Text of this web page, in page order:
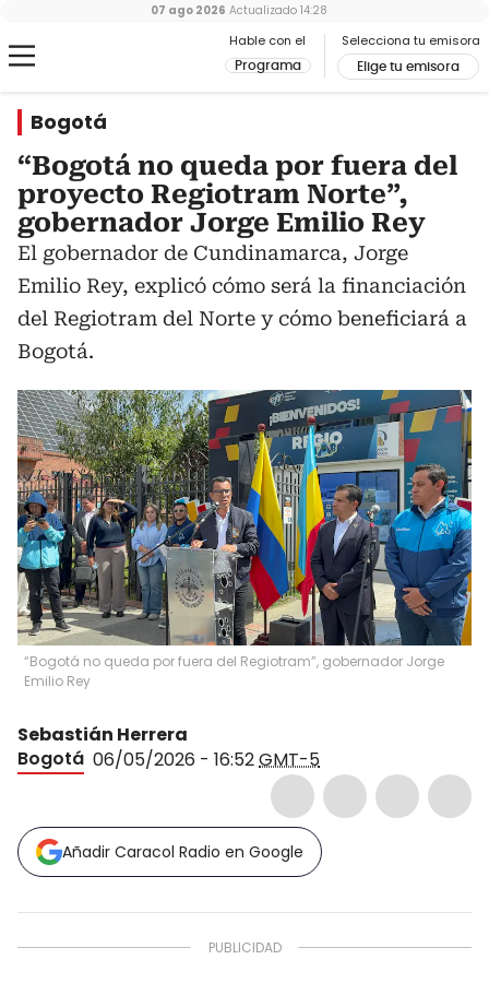
Hable con el
Programa
Selecciona tu emisora
Elige tu emisora
07 ago 2026 Actualizado 14:28
Bogotá
“Bogotá no queda por fuera del
proyecto Regiotram Norte”,
gobernador Jorge Emilio Rey
El gobernador de Cundinamarca, Jorge
Emilio Rey, explicó cómo será la financiación
del Regiotram del Norte y cómo beneficiará a
Bogotá.
“Bogotá no queda por fuera del Regiotram”, gobernador Jorge
Emilio Rey
Sebastián Herrera
Bogotá 06/05/2026 - 16:52GMT-5
Añadir Caracol Radio en Google